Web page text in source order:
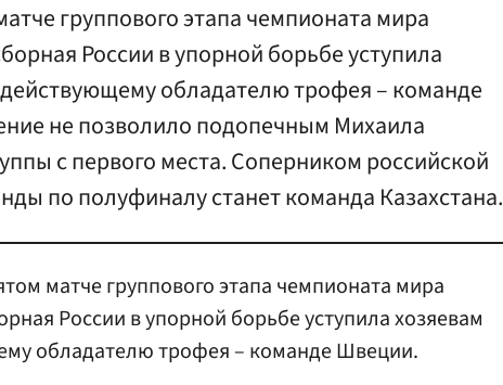
группового этапа чемпионата мира
России в упорной борьбе уступила
обладателю трофея – команде
не позволило подопечным Михаила
с первого места. Соперником российской
по полуфиналу станет команда Казахстана.
матче группового этапа чемпионата мира
России в упорной борьбе уступила хозяевам
обладателю трофея – команде Швеции.